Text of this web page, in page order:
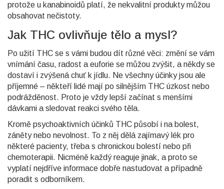
protože u kanabinoidů platí, že nekvalitní produkty můžou
obsahovat nečistoty.
Jak THC ovlivňuje tělo a mysl?
Po užití THC se s vámi budou dít různé věci: změní se vám
vnímání času, radost a euforie se můžou zvýšit, a někdy se
dostaví i zvýšená chuť k jídlu. Ne všechny účinky jsou ale
příjemné – někteří lidé mají po silnějším THC úzkost nebo
podrážděnost. Proto je vždy lepší začínat s menšími
dávkami a sledovat reakci svého těla.
Kromě psychoaktivních účinků THC působí i na bolest,
záněty nebo nevolnost. To z něj dělá zajímavý lék pro
některé pacienty, třeba s chronickou bolestí nebo při
chemoterapii. Nicméně každý reaguje jinak, a proto se
vyplatí nejdříve informace dobře nastudovat a případně
poradit s odborníkem.